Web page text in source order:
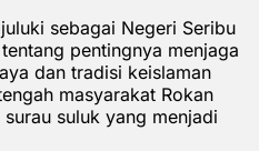
sebagai Negeri Seribu
pentingnya menjaga
dan tradisi keislaman
masyarakat Rokan
suluk yang menjadi